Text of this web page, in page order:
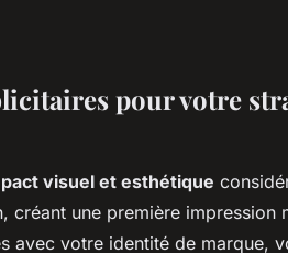
pour votre
visuel et esthétique
créant une première impression
avec votre identité de marque,